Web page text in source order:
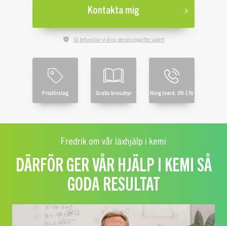
Kontakta mig
Så behandlar vi dina personuppgifter säkert
Prisförslag Gratis broschyr Ring (vard. 09-19)
Fredrik om vår läxhjälp i kemi
DÄRFÖR GER VÅR HJÄLP I KEMI SÅ
GODA RESULTAT